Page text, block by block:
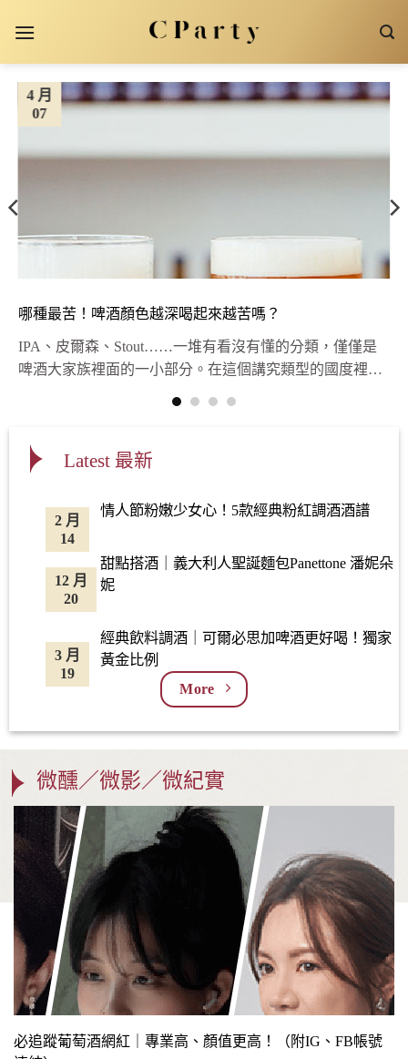
哪種最苦！啤酒顏色越深喝起來越苦嗎？
IPA、皮爾森、Stout……一堆有看沒有懂的分類，僅僅是
啤酒大家族裡面的一小部分。在這個講究類型的國度裡，
07
4 月
Latest 最新
情人節粉嫩少女心！5款經典粉紅調酒酒譜
14
2 月
甜點搭酒｜義大利人聖誕麵包Panettone 潘妮朵
妮
20
12 月
經典飲料調酒｜可爾必思加啤酒更好喝！獨家
黃金比例
19
3 月
More
微醺／微影／微紀實
必追蹤葡萄酒網紅｜專業高、顏值更高！（附IG、FB帳號